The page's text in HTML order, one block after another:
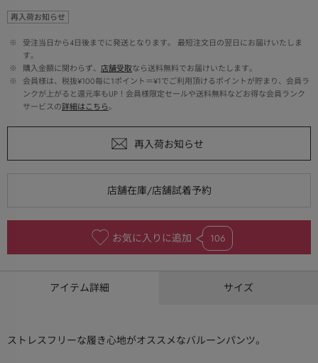
再入荷お知らせ
※
受注当日から4日後までに発送となります。 最短注文日の翌日にお届けいたしま
す。
※
購入金額に関わらず、 店舗受取なら送料無料でお届けいたします。
※
会員様は、税抜¥100毎に1ポイント＝¥1でご利用頂けるポイントが貯まり、会員ラ
ンクが上がると還元率もUP！会員様限定セールや送料無料などお得な会員ランク
サービスの詳細はこちら。
お気に入りに追加 106
アイテム詳細 サイズ
ストレスフリーな履き心地がオススメなバルーンパンツ。